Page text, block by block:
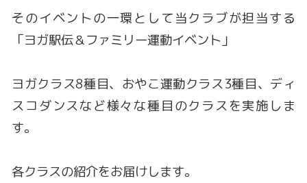
そのイベントの一環として当クラブが担当する
「ヨガ駅伝＆ファミリー運動イベント」
ヨガクラス8種目、おやこ運動クラス3種目、ディ
スコダンスなど様々な種目のクラスを実施しま
す。
各クラスの紹介をお届けします。